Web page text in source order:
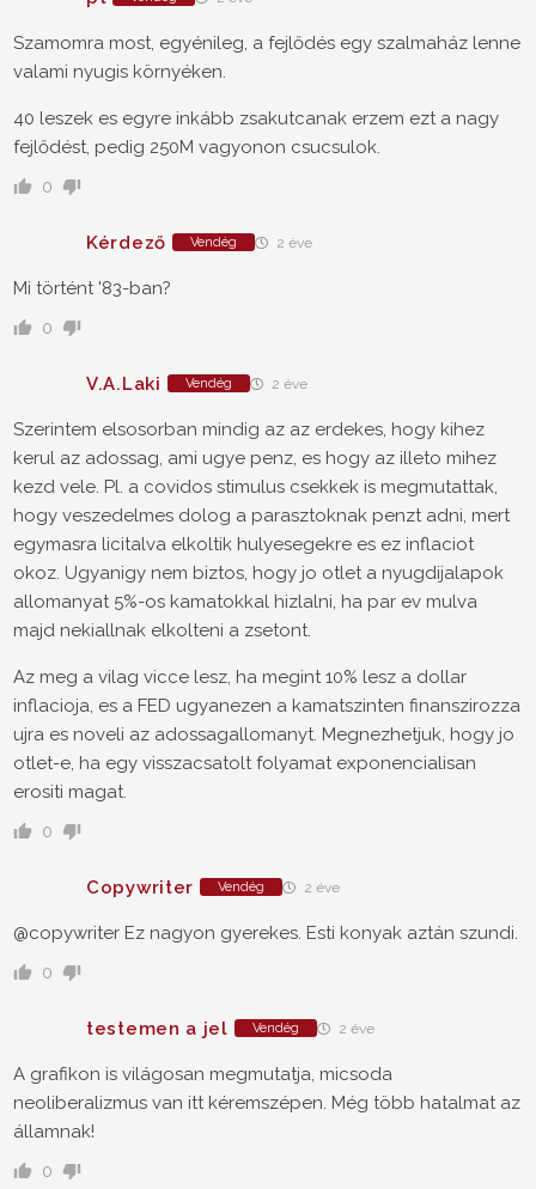
Szamomra most, egyénileg, a fejlődés egy szalmaház lenne
valami nyugis környéken.
40 leszek es egyre inkább zsakutcanak erzem ezt a nagy
fejlődést, pedig 250M vagyonon csucsulok.
0
Kérdező Vendég 2 éve
Mi történt '83-ban?
0
V.A.Laki Vendég 2 éve
Szerintem elsosorban mindig az az erdekes, hogy kihez
kerul az adossag, ami ugye penz, es hogy az illeto mihez
kezd vele. Pl. a covidos stimulus csekkek is megmutattak,
hogy veszedelmes dolog a parasztoknak penzt adni, mert
egymasra licitalva elkoltik hulyesegekre es ez inflaciot
okoz. Ugyanigy nem biztos, hogy jo otlet a nyugdijalapok
allomanyat 5%-os kamatokkal hizlalni, ha par ev mulva
majd nekiallnak elkolteni a zsetont.
Az meg a vilag vicce lesz, ha megint 10% lesz a dollar
inflacioja, es a FED ugyanezen a kamatszinten finanszirozza
ujra es noveli az adossagallomanyt. Megnezhetjuk, hogy jo
otlet-e, ha egy visszacsatolt folyamat exponencialisan
erositi magat.
0
Copywriter Vendég 2 éve
@copywriter Ez nagyon gyerekes. Esti konyak aztán szundi.
0
testemen a jel Vendég 2 éve
A grafikon is világosan megmutatja, micsoda
neoliberalizmus van itt kéremszépen. Még több hatalmat az
államnak!
0